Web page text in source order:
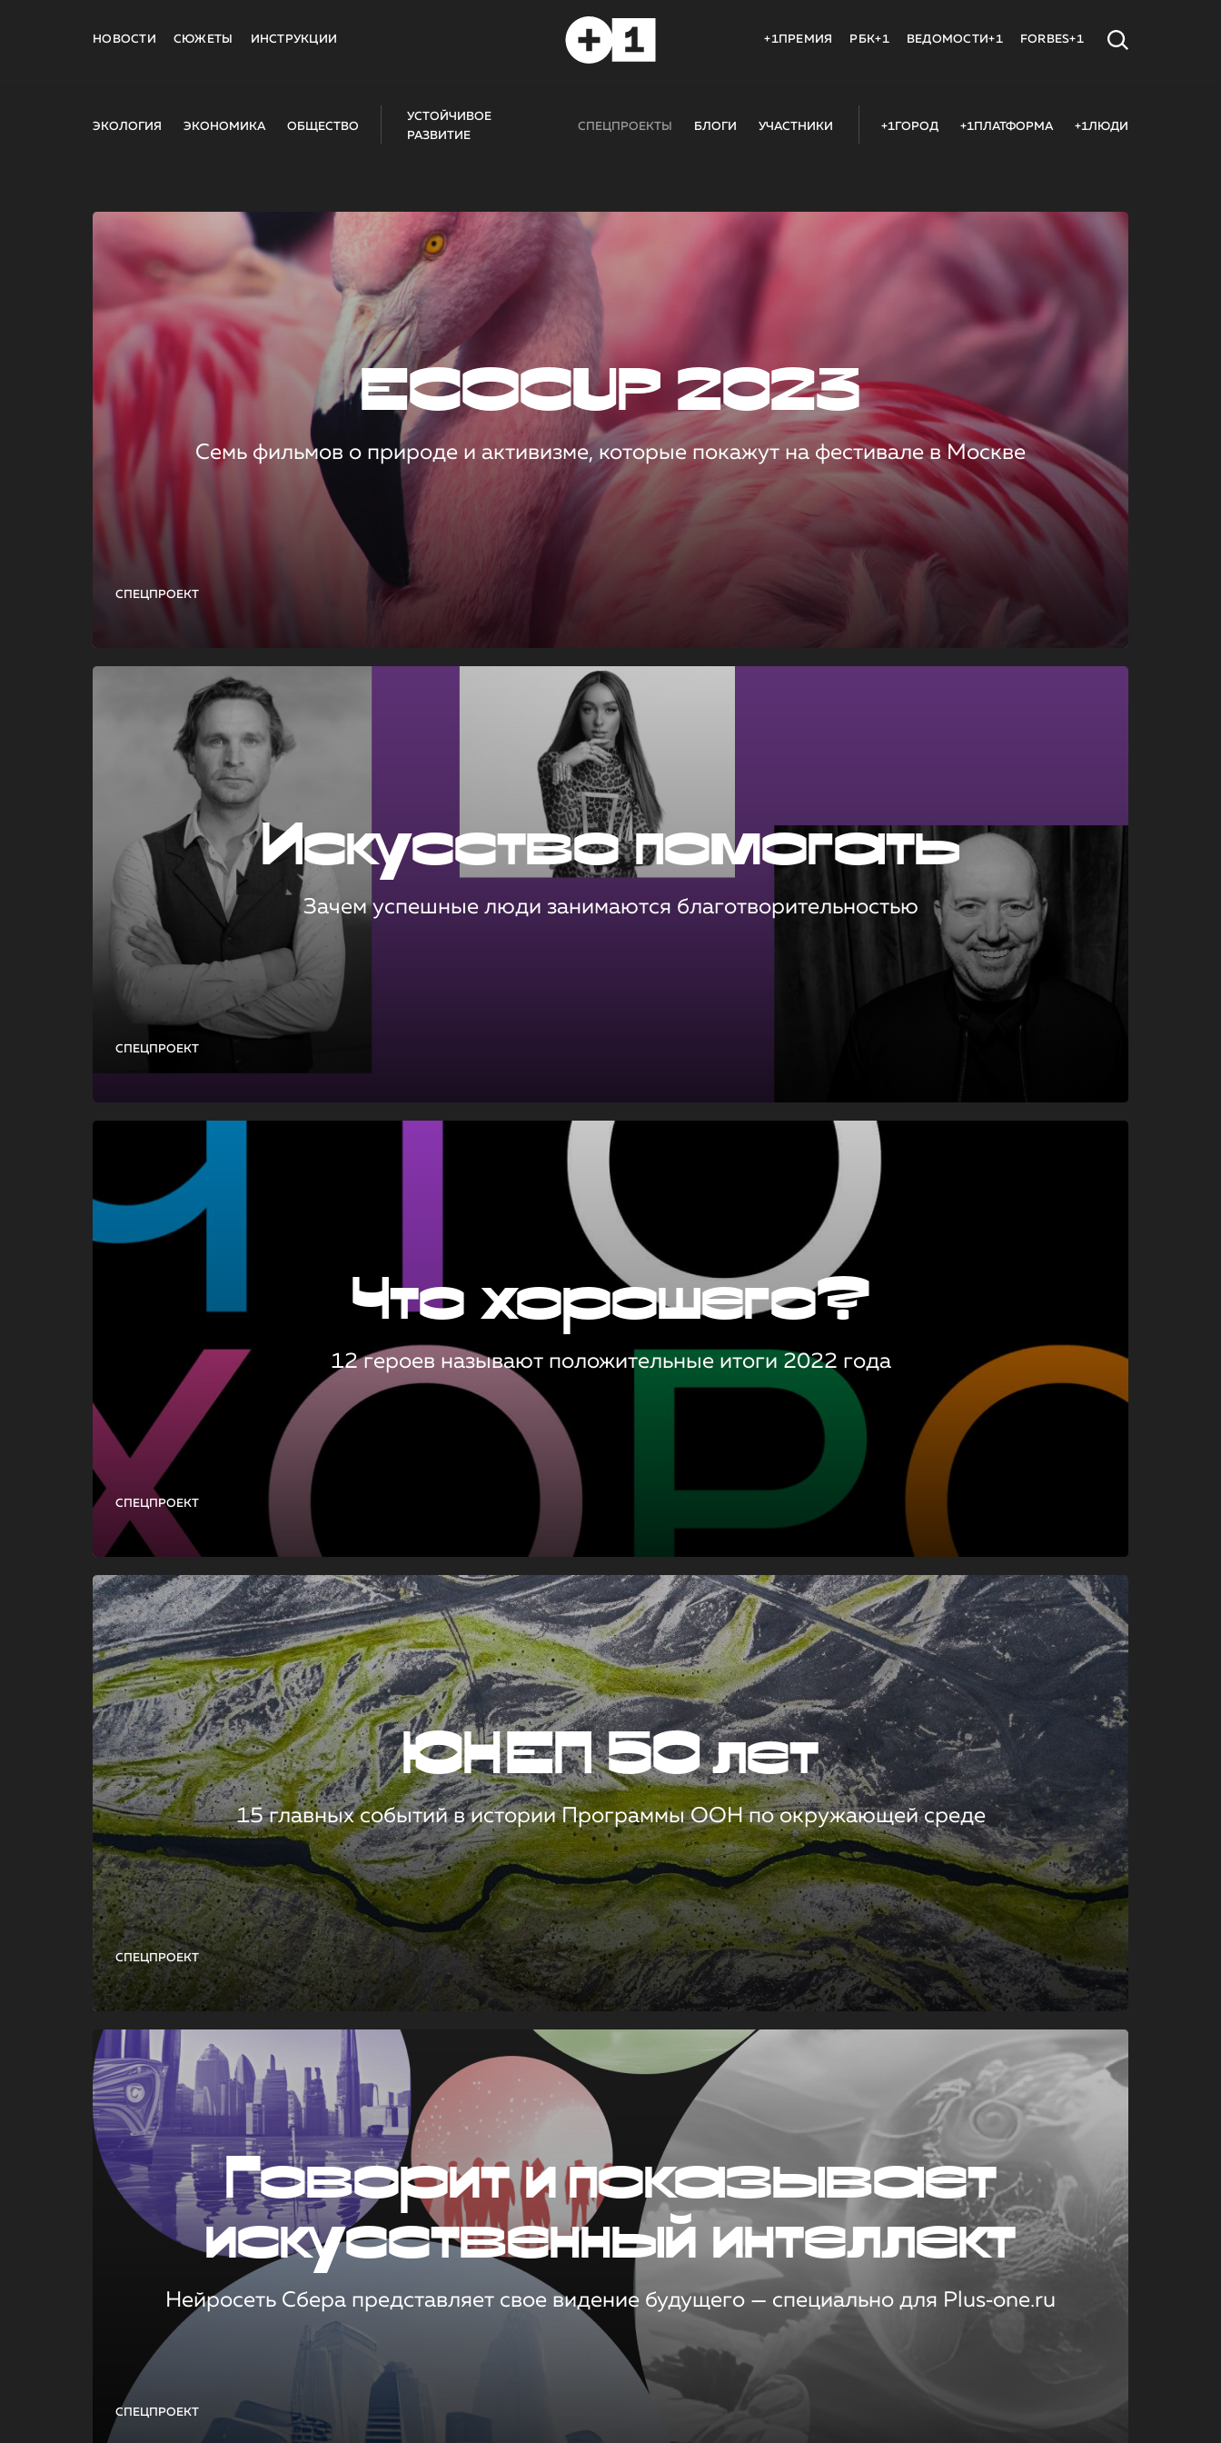
НОВОСТИ СЮЖЕТЫ ИНСТРУКЦИИ +1ПРЕМИЯ РБК+1 ВЕДОМОСТИ+1 FORBES+1
ЭКОЛОГИЯ ЭКОНОМИКА ОБЩЕСТВО
УСТОЙЧИВОЕ
РАЗВИТИЕ
СПЕЦПРОЕКТЫ БЛОГИ УЧАСТНИКИ +1ГОРОД +1ПЛАТФОРМА +1ЛЮДИ
СПЕЦПРОЕКТ
ECOCUP 2023
Семь фильмов о природе и активизме, которые покажут на фестивале в Москве
СПЕЦПРОЕКТ
Искусство помогать
Зачем успешные люди занимаются благотворительностью
СПЕЦПРОЕКТ
Что хорошего?
12 героев называют положительные итоги 2022 года
СПЕЦПРОЕКТ
ЮНЕП 50 лет
15 главных событий в истории Программы ООН по окружающей среде
СПЕЦПРОЕКТ
Говорит и показывает
искусственный интеллект
Нейросеть Сбера представляет свое видение будущего — специально для Plus‑one.ru